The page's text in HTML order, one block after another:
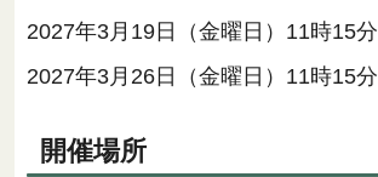
2027年3月19日（金曜日）11時15分
2027年3月26日（金曜日）11時15分
開催場所